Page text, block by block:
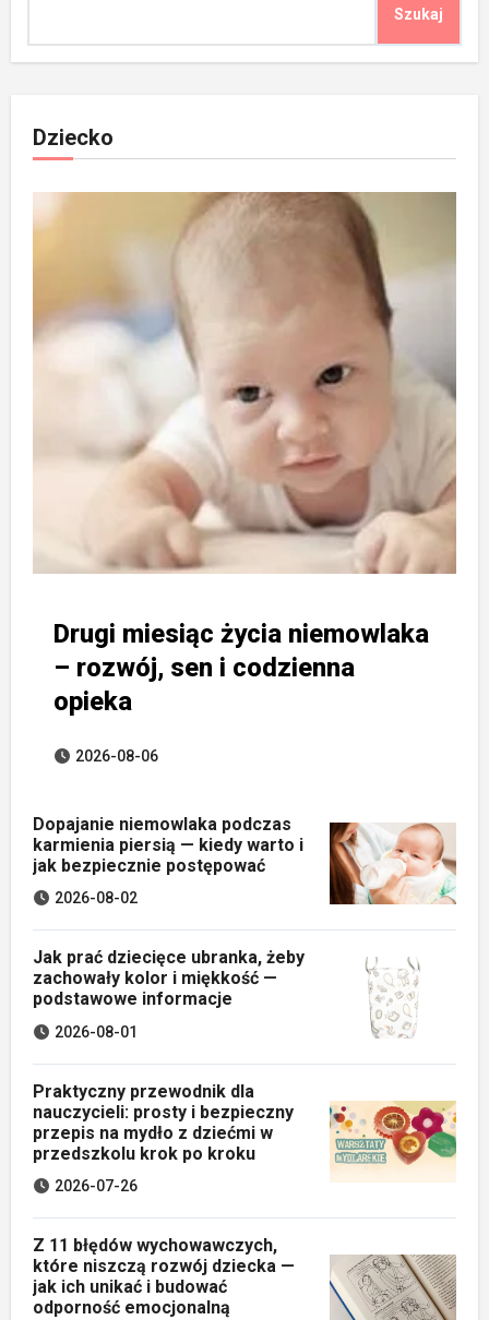
Szukaj
Dziecko
Drugi miesiąc życia niemowlaka
– rozwój, sen i codzienna
opieka
2026-08-06
Dopajanie niemowlaka podczas
karmienia piersią — kiedy warto i
jak bezpiecznie postępować
2026-08-02
Jak prać dziecięce ubranka, żeby
zachowały kolor i miękkość —
podstawowe informacje
2026-08-01
Praktyczny przewodnik dla
nauczycieli: prosty i bezpieczny
przepis na mydło z dziećmi w
przedszkolu krok po kroku
2026-07-26
Z 11 błędów wychowawczych,
które niszczą rozwój dziecka —
jak ich unikać i budować
odporność emocjonalną